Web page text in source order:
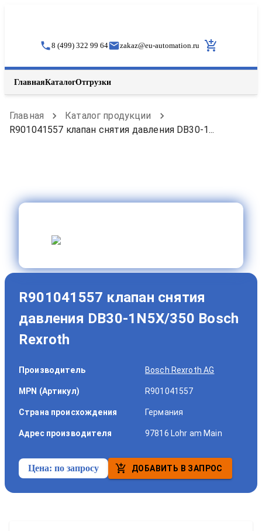
8 (499) 322 99 64 zakaz@eu-automation.ru
ГлавнаяКаталогОтгрузки
Главная
Каталог продукции
R901041557 клапан снятия давления DB30-1...
R901041557 клапан снятия
давления DB30-1N5X/350 Bosch
Rexroth
Производитель Bosch Rexroth AG
MPN (Артикул) R901041557
Страна происхождения Германия
Адрес производителя 97816 Lohr am Main
Цена: по запросу ДОБАВИТЬ В ЗАПРОС